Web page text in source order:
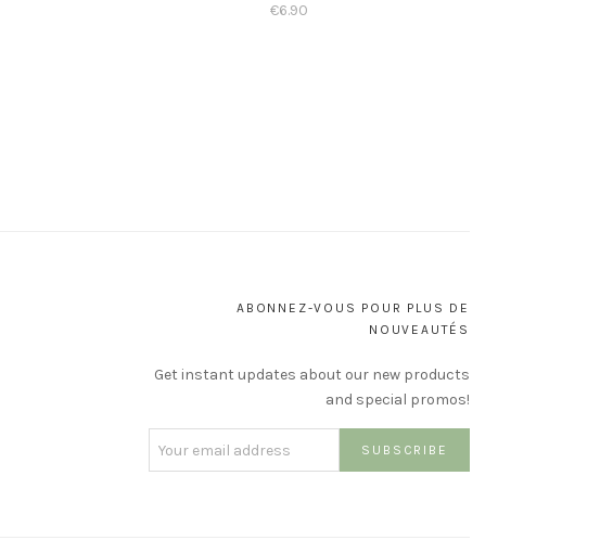
€6.90
ABONNEZ-VOUS POUR PLUS DE
NOUVEAUTÉS
Get instant updates about our new products
and special promos!